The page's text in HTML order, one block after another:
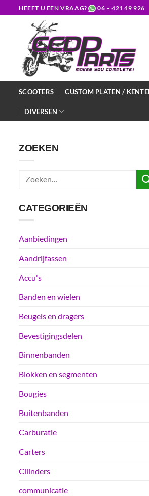
naar
HEEFT U EEN VRAAG? 06 – 421 49 926
SCOOTERS CUSTOM PLATEN /
DIVERSEN
ZOEKEN
Zoeken
CATEGORIEËN
Aanbiedingen
Aandrijfassen
Accu's
Banden en wielen
Beugels en dragers
Bevestigingsdelen
Binnenbanden
Blokken en segmenten
Bougies
Buitenbanden
Carburatie
Carters
Cilinders
communicatie